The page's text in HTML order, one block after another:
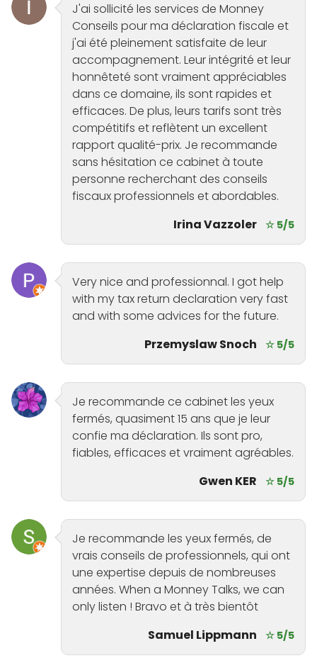
J'ai sollicité les services de Monney
Conseils pour ma déclaration fiscale et
j'ai été pleinement satisfaite de leur
accompagnement. Leur intégrité et leur
honnêteté sont vraiment appréciables
dans ce domaine, ils sont rapides et
efficaces. De plus, leurs tarifs sont très
compétitifs et reflètent un excellent
rapport qualité-prix. Je recommande
sans hésitation ce cabinet à toute
personne recherchant des conseils
fiscaux professionnels et abordables.
Irina Vazzoler ☆ 5/5
Very nice and professionnal. I got help
with my tax return declaration very fast
and with some advices for the future.
Przemyslaw Snoch
☆ 5/5
Je recommande ce cabinet les yeux
fermés, quasiment 15 ans que je leur
confie ma déclaration. Ils sont pro,
fiables, efficaces et vraiment agréables.
Gwen KER
☆ 5/5
Je recommande les yeux fermés, de
vrais conseils de professionnels, qui ont
une expertise depuis de nombreuses
années. When a Monney Talks, we can
only listen ! Bravo et à très bientôt
Samuel Lippmann
☆ 5/5